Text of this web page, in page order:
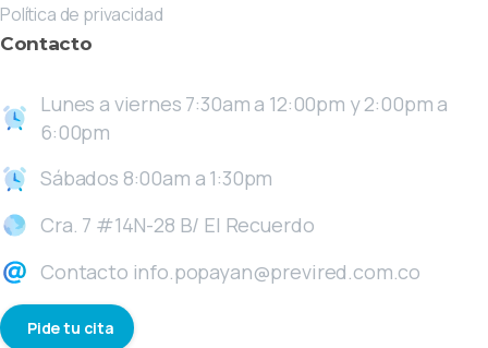
Política de privacidad
Contacto
Lunes a viernes 7:30am a 12:00pm y 2:00pm a
6:00pm
Sábados 8:00am a 1:30pm
Cra. 7 #14N-28 B/ El Recuerdo
Contacto info.popayan@previred.com.co
Pide tu cita